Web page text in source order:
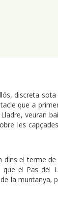
discreta
que a
veuran
les
el terme
el Pas del
la